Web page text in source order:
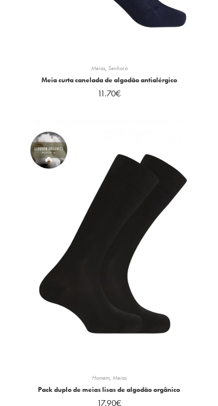
Meias, Senhora
Meia curta canelada de algodão antialérgico
11.70€
Homem, Meias
Pack duplo de meias lisas de algodão orgânico
17.90€